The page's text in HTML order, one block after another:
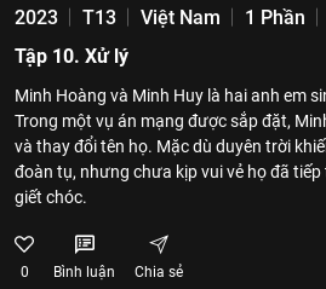
2023 T13 Việt Nam 1 Phần
Tập 10. Xử lý
Minh Hoàng và Minh Huy là hai anh em
Trong một vụ án mạng được sắp đặt,
và thay đổi tên họ. Mặc dù duyên trời
đoàn tụ, nhưng chưa kịp vui vẻ họ đã
giết chóc.
0 Bình luận Chia sẻ